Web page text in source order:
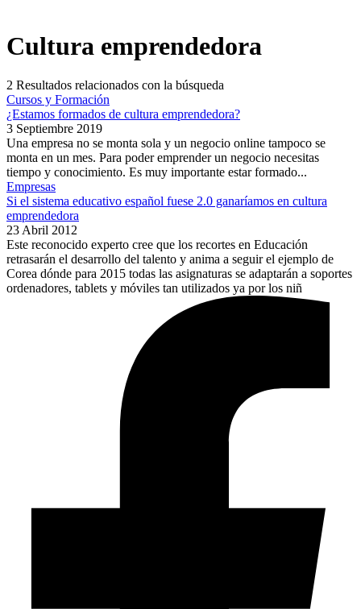
Cultura emprendedora
2 Resultados relacionados con la búsqueda
Cursos y Formación
¿Estamos formados de cultura emprendedora?
3 Septiembre 2019
Una empresa no se monta sola y un negocio online tampoco se
monta en un mes. Para poder emprender un negocio necesitas
tiempo y conocimiento. Es muy importante estar formado...
Empresas
Si el sistema educativo español fuese 2.0 ganaríamos en cultura
emprendedora
23 Abril 2012
Este reconocido experto cree que los recortes en Educación
retrasarán el desarrollo del talento y anima a seguir el ejemplo de
Corea dónde para 2015 todas las asignaturas se adaptarán a soportes
ordenadores, tablets y móviles tan utilizados ya por los niñ